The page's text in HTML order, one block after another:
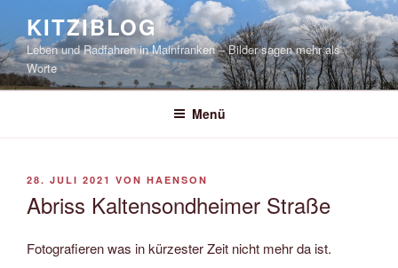
springen
KITZIBLOG
Leben und Radfahren in Mainfranken – Bilder sagen mehr als
Worte
Menü
VERÖFFENTLICHT
28. JULI 2021 VON HAENSON
Abriss Kaltensondheimer Straße
Fotografieren was in kürzester Zeit nicht mehr da ist.